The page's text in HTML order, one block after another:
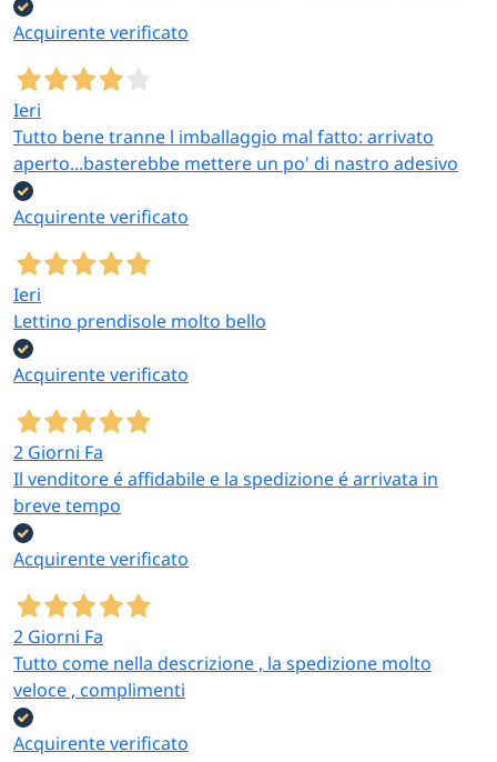
Acquirente verificato
Ieri
Tutto bene tranne l imballaggio mal fatto: arrivato
aperto...basterebbe mettere un po' di nastro adesivo
Acquirente verificato
Ieri
Lettino prendisole molto bello
Acquirente verificato
2 Giorni Fa
Il venditore é affidabile e la spedizione é arrivata in
breve tempo
Acquirente verificato
2 Giorni Fa
Tutto come nella descrizione , la spedizione molto
veloce , complimenti
Acquirente verificato